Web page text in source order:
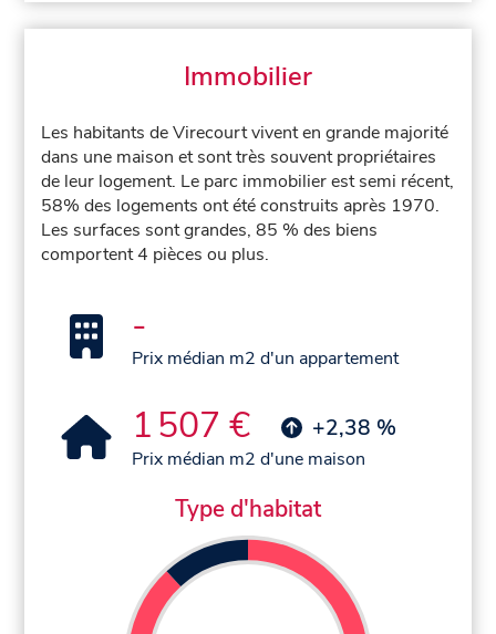
Immobilier
Les habitants de Virecourt vivent en grande majorité
dans une maison et sont très souvent propriétaires
de leur logement. Le parc immobilier est semi récent,
58% des logements ont été construits après 1970.
Les surfaces sont grandes, 85 % des biens
comportent 4 pièces ou plus.
-
Prix médian m2 d'un appartement
1 507 € +2,38 %
Prix médian m2 d'une maison
Type d'habitat